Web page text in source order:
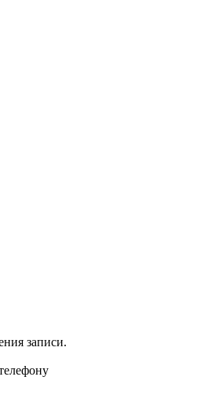
записи.